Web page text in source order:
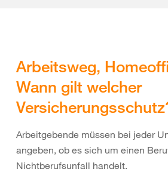
Arbeitsweg,
Wann gilt welcher
Arbeitgebende müssen bei jeder
angeben, ob es sich um einen
Nichtberufsunfall handelt.